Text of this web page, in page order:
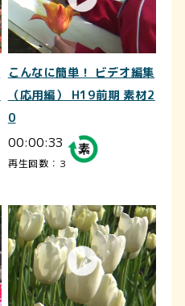
こんなに簡単！ ビデオ編集
（応用編） H19前期 素材2
0
00:00:33
再生回数：3